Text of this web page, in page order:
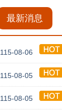
最新消息
115-08-06
115-08-05
115-08-05